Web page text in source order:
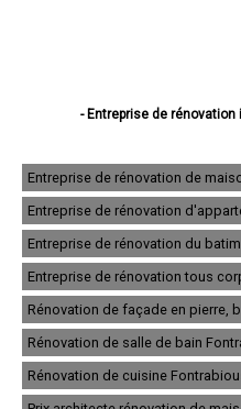
- Entreprise de
- Entreprise de rénovation
- Entreprise de rénovation
- Entreprise de rénovation
- Entreprise de rénovation
- Entreprise de rénovation
- Entreprise de
- Entreprise de
- Entreprise de
- Entreprise de
- Entreprise de
- Entreprise de
- Entreprise de
Entreprise de rénovation de
Entreprise de rénovation
Entreprise de rénovation du
Entreprise de rénovation tous
Rénovation de façade en pierre,
Rénovation de salle de bain
Rénovation de cuisine